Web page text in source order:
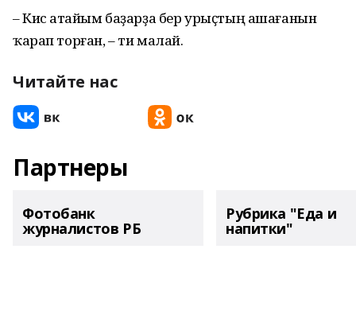
– Кисә атайым баҙарҙа бер урыҫтың ашағанын
ҡарап торған, – ти малай.
Читайте нас
Партнеры
Фотобанк
журналистов РБ
Рубрика "Еда и
напитки"